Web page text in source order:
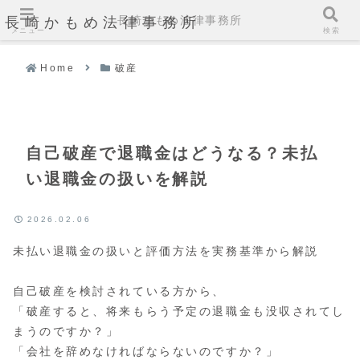
長崎かもめ法律事務所
Home 破産
自己破産で退職金はどうなる？未払
い退職金の扱いを解説
2026.02.06
未払い退職金の扱いと評価方法を実務基準から解説
自己破産を検討されている方から、
「破産すると、将来もらう予定の退職金も没収されてし
まうのですか？」
「会社を辞めなければならないのですか？」
メニュー
長崎かもめ法律事務所
検索